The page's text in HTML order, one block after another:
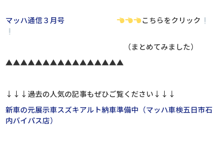
マッハ通信３月号 こちらをクリック
（まとめてみました）
▲▲▲▲▲▲▲▲▲▲▲▲▲▲▲▲
↓↓↓過去の人気の記事もぜひご覧ください↓↓↓
新車の元展示車スズキアルト納車準備中（マッハ車検五日市石
内バイパス店）